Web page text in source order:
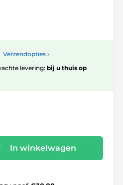
Verzendopties ›
levering: bij u thuis op
In winkelwagen